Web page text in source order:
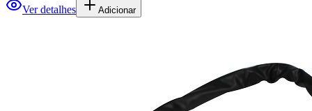
Ver detalhes Adicionar